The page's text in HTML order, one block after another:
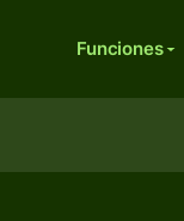
Funciones